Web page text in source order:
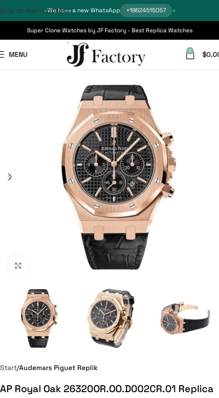
We have a new WhatsApp +18624515057
Skip to main content
Super Clone Watches by JF Factory - Best Replica Watches
MENU 0 $
Start Audemars Piguet Replik
AP Royal Oak 26320OR.OO.D002CR.01 Replica